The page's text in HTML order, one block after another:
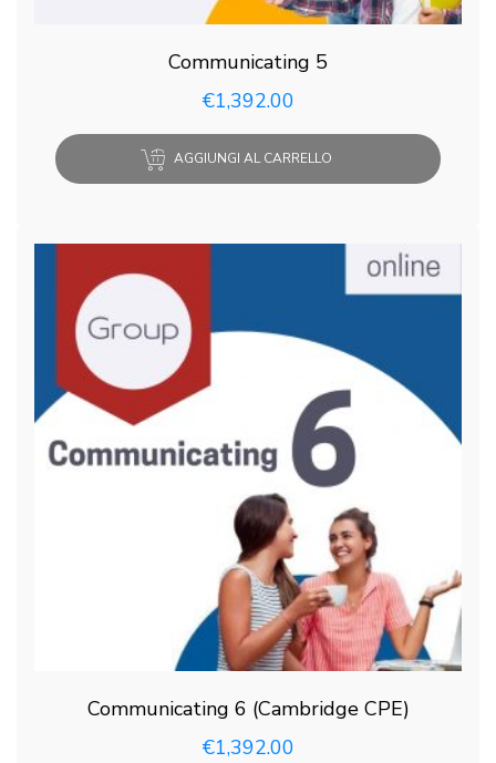
Communicating 5
€1,392.00
AGGIUNGI AL CARRELLO
Communicating 6 (Cambridge CPE)
€1,392.00